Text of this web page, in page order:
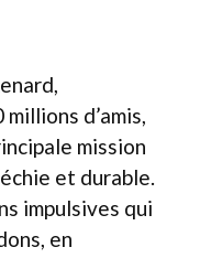
d’amis,
mission
et durable.
impulsives qui
en